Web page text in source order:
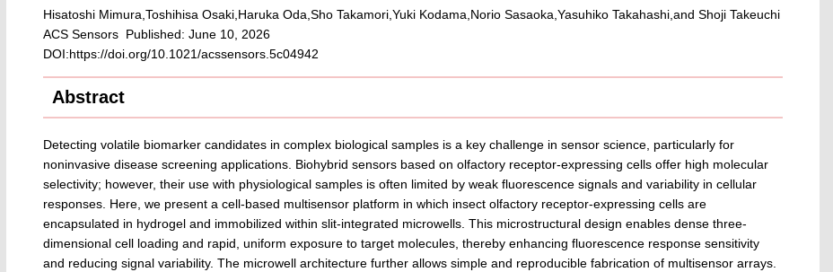
Hisatoshi Mimura,Toshihisa Osaki,Haruka Oda,Sho Takamori,Yuki Kodama,Norio Sasaoka,Yasuhiko Takahashi,and Shoji Takeuchi
ACS Sensors Published: June 10, 2026
DOI:https://doi.org/10.1021/acssensors.5c04942
Abstract
Detecting volatile biomarker candidates in complex biological samples is a key challenge in sensor science, particularly for
noninvasive disease screening applications. Biohybrid sensors based on olfactory receptor-expressing cells offer high molecular
selectivity; however, their use with physiological samples is often limited by weak fluorescence signals and variability in cellular
responses. Here, we present a cell-based multisensor platform in which insect olfactory receptor-expressing cells are
encapsulated in hydrogel and immobilized within slit-integrated microwells. This microstructural design enables dense three-
dimensional cell loading and rapid, uniform exposure to target molecules, thereby enhancing fluorescence response sensitivity
and reducing signal variability. The microwell architecture further allows simple and reproducible fabrication of multisensor arrays.